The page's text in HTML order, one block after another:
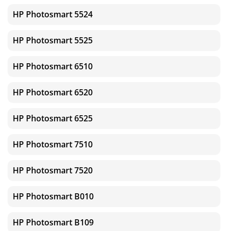
HP Photosmart 5524
HP Photosmart 5525
HP Photosmart 6510
HP Photosmart 6520
HP Photosmart 6525
HP Photosmart 7510
HP Photosmart 7520
HP Photosmart B010
HP Photosmart B109